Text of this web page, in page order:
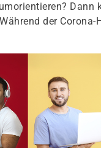
Dann
der Corona-